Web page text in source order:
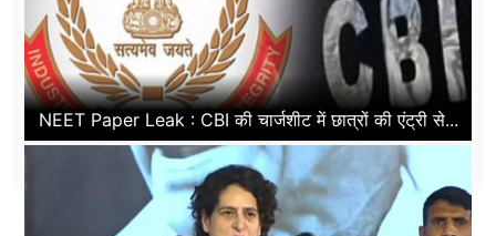
NEET Paper Leak : CBI की चार्जशीट में छात्रों की एंट्री से...